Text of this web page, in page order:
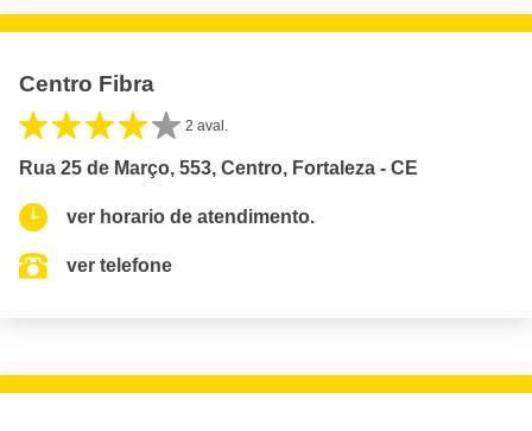
Centro Fibra
2 aval.
Rua 25 de Março, 553, Centro, Fortaleza - CE
ver horario de atendimento.
ver telefone